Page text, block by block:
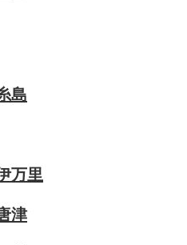
島
万里
津